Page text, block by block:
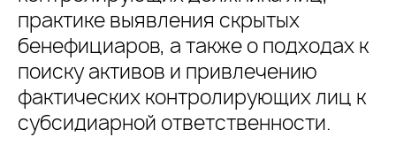
практике выявления скрытых
бенефициаров, а также о подходах к
поиску активов и привлечению
фактических контролирующих лиц к
субсидиарной ответственности.